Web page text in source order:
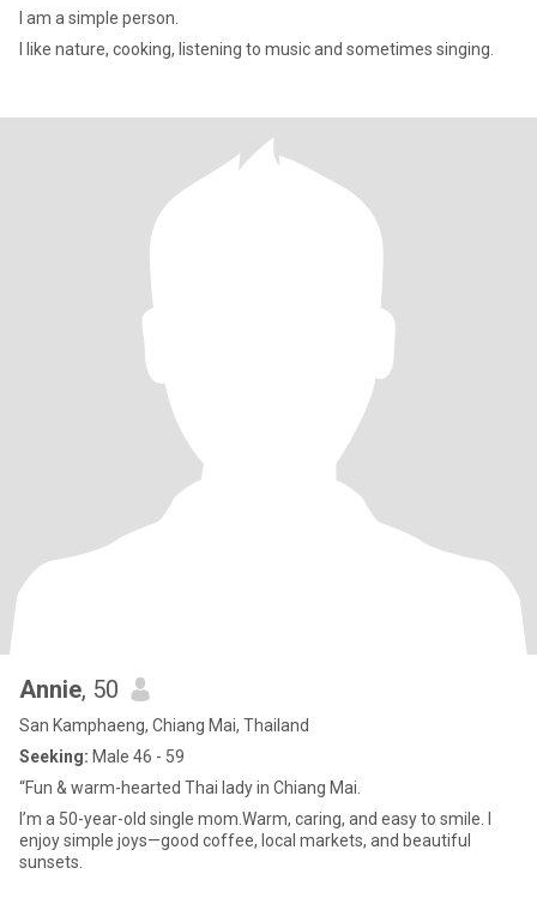
I am a simple person.
I like nature, cooking, listening to music and sometimes singing.
Annie, 50
San Kamphaeng, Chiang Mai, Thailand
Seeking: Male 46 - 59
“Fun & warm-hearted Thai lady in Chiang Mai.
I’m a 50-year-old single mom.Warm, caring, and easy to smile. I
enjoy simple joys—good coffee, local markets, and beautiful
sunsets.